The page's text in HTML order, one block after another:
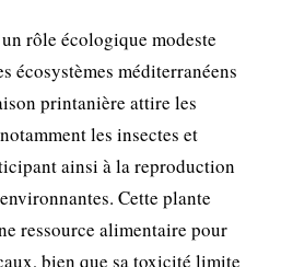
rôle écologique modeste
écosystèmes méditerranéens
printanière attire les
les insectes et
ainsi à la reproduction
Cette plante
ressource alimentaire pour
bien que sa toxicité limite